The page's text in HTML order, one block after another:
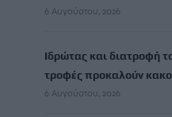
6 Αυγούστου, 2026
Ιδρώτας και διατροφή
τροφές προκαλούν
6 Αυγούστου, 2026